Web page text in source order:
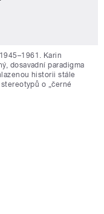
Karin
dosavadní paradigma
historii stále
o „černé